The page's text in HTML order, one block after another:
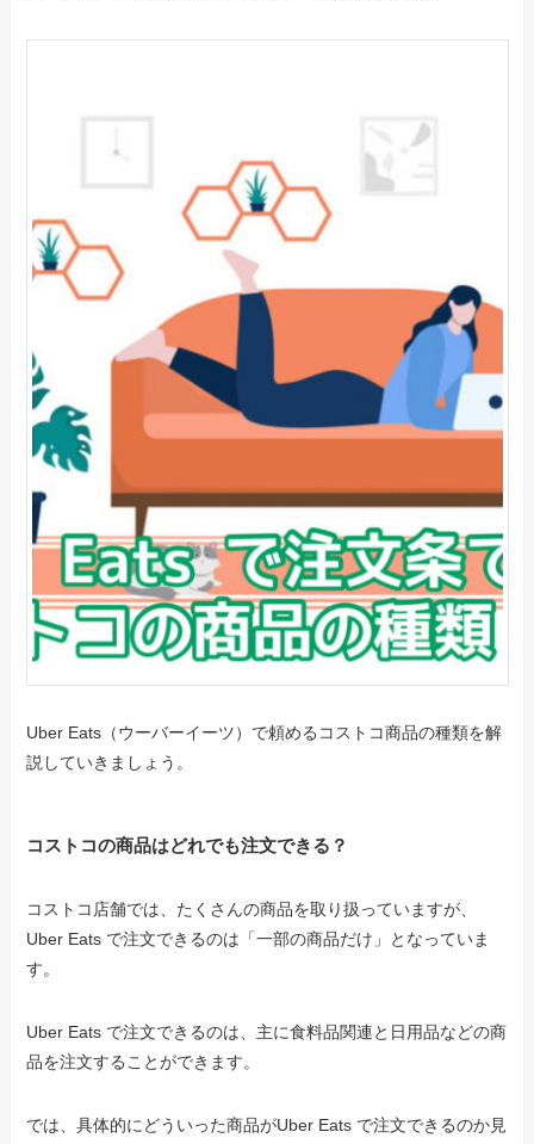
Uber Eats（ウーバーイーツ）で頼めるコストコ商品の種類を解
説していきましょう。
コストコの商品はどれでも注文できる？
コストコ店舗では、たくさんの商品を取り扱っていますが、
Uber Eats で注文できるのは「一部の商品だけ」となっていま
す。
Uber Eats で注文できるのは、主に食料品関連と日用品などの商
品を注文することができます。
では、具体的にどういった商品がUber Eats で注文できるのか見